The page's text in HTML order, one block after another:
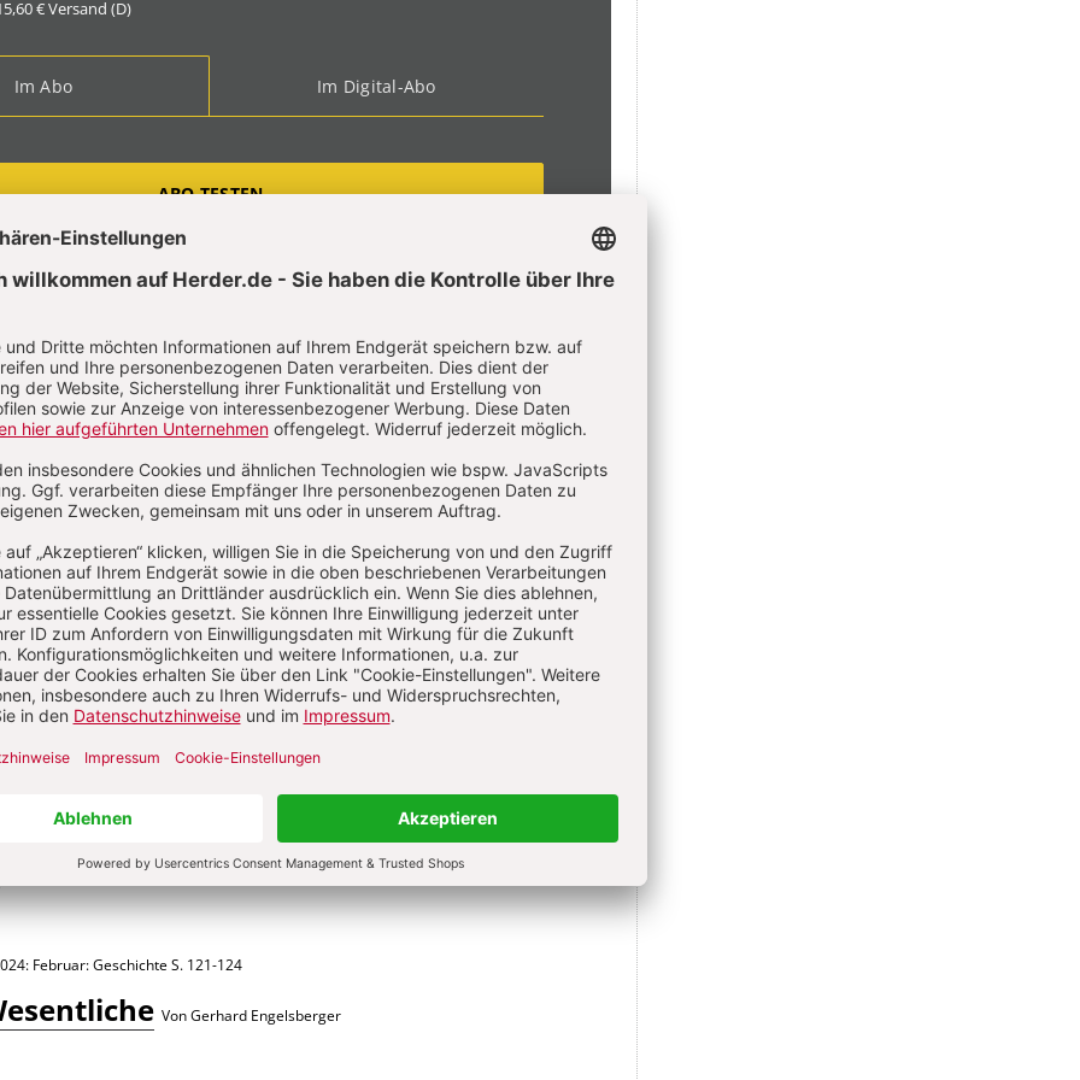
€ Versand (D)
Im Abo Im Digital-Abo
ABO TESTEN
Anmelden
Wick
Februar: Die Sache mit dem Namen (das zweite Gebot) S. 26-28
Von Eva Piepenstock
Februar: Die Sache mit dem Namen (das zweite Gebot)S. 21-25
Von Christian Nottmeier
Februar: Geschichte S. 121-124
Von Gerhard Engelsberger